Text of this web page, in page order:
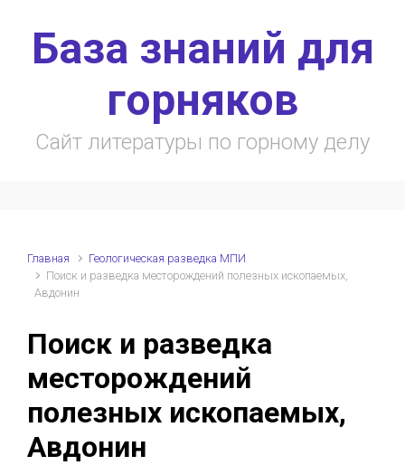
База знаний для
горняков
Сайт литературы по горному делу
Главная
Геологическая разведка МПИ
Поиск и разведка месторождений полезных ископаемых,
Авдонин
Поиск и разведка
месторождений
полезных ископаемых,
Авдонин